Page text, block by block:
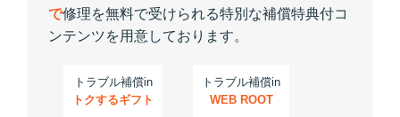
で修理を無料で受けられる特別な補償特典付コ
ンテンツを用意しております。
トラブル補償in
トクするギフト
トラブル補償in
WEB ROOT